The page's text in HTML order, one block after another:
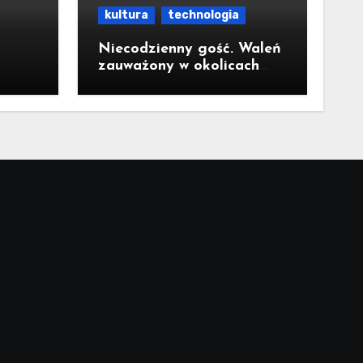
kultura technologia
Niecodzienny gość. Waleń
zauważony w okolicach
na wody parku